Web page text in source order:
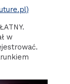
w